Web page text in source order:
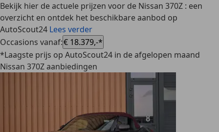
Bekijk hier de actuele prijzen voor de Nissan 370Z : een
overzicht en ontdek het beschikbare aanbod op
AutoScout24 Lees verder
Occasions vanaf:€ 18.379,-*
*Laagste prijs op AutoScout24 in de afgelopen maand
Nissan 370Z aanbiedingen